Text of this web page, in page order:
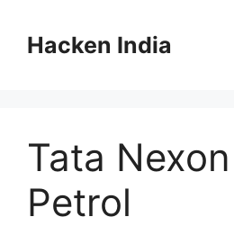
contentHacken India
Tata
Petrol